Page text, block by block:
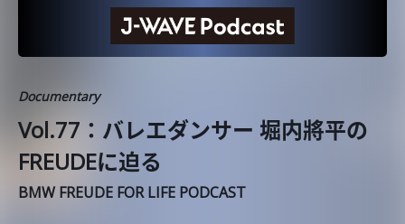
Documentary
Vol.77：バレエダンサー 堀内將平の
FREUDEに迫る
BMW FREUDE FOR LIFE PODCAST